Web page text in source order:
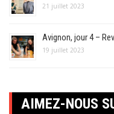
21 juillet 2023
Avignon, jour 4 –
19 juillet 2023
AIMEZ-NOUS